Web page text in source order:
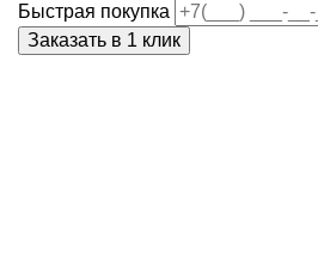
Быстрая покупка